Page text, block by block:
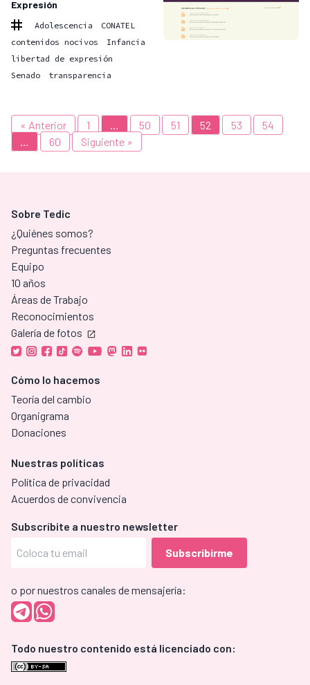
Expresión
Adolescencia
CONATEL
contenidos nocivos
Infancia
libertad de expresión
Senado
transparencia
« Anterior 1 50 51 52 53
54
60 Siguiente »
Sobre Tedic
¿Quiénes somos?
Preguntas frecuentes
Equipo
10 años
Áreas de Trabajo
Reconocimientos
Galería de fotos
Cómo lo hacemos
Teoría del cambio
Organigrama
Donaciones
Nuestras políticas
Política de privacidad
Acuerdos de convivencia
Subscríbite a nuestro newsletter
o por nuestros canales de mensajería:
Todo nuestro contenido está licenciado con: